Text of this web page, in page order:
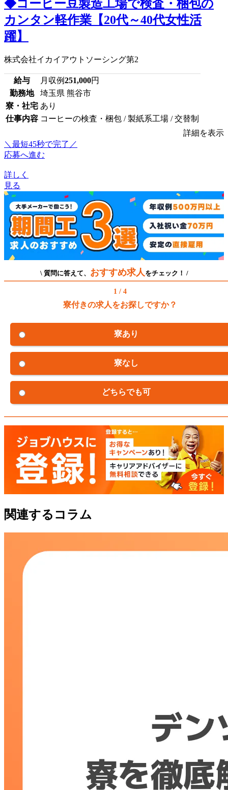
◆コーヒー豆製造工場で検査・梱包の
カンタン軽作業【20代～40代女性活
躍】
株式会社イカイアウトソーシング第2
給与 月収例251,000円
勤務地
埼玉県 熊谷市
寮・社宅 あり
仕事内容 コーヒーの検査・梱包 / 製紙系工場 / 交替制
詳細を表示
＼最短45秒で完了／
応募へ進む
詳しく
見る
\ 質問に答えて、 おすすめ求人 をチェック！ /
1 / 4
寮付きの求人をお探しですか？
寮あり
寮なし
どちらでも可
関連するコラム